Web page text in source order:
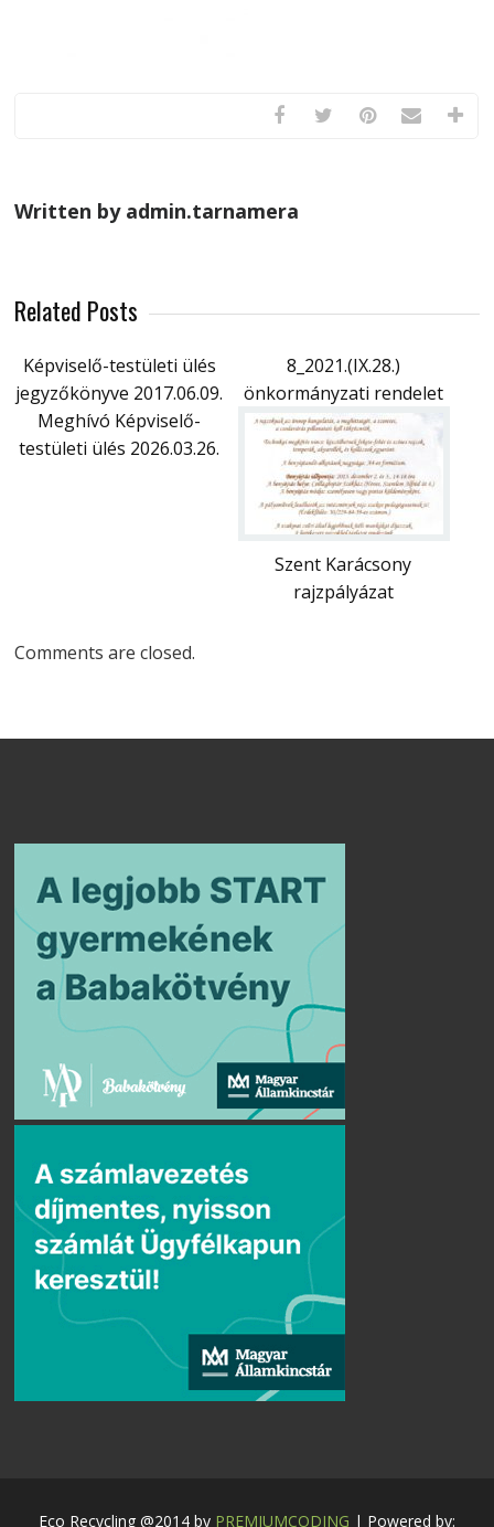
Written by admin.tarnamera
Related Posts
Képviselő-testületi ülés
jegyzőkönyve 2017.06.09.
8_2021.(IX.28.)
önkormányzati rendelet
Meghívó Képviselő-
testületi ülés 2026.03.26.
Szent Karácsony
rajzpályázat
Comments are closed.
Eco Recycling @2014 by PREMIUMCODING | Powered by: